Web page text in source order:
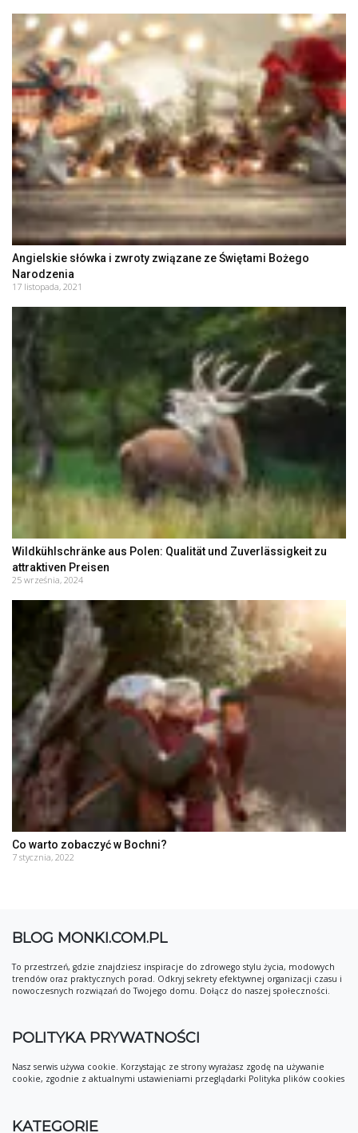
Angielskie słówka i zwroty związane ze Świętami Bożego
Narodzenia
17 listopada, 2021
Wildkühlschränke aus Polen: Qualität und Zuverlässigkeit zu
attraktiven Preisen
25 września, 2024
Co warto zobaczyć w Bochni?
7 stycznia, 2022
BLOG MONKI.COM.PL
To przestrzeń, gdzie znajdziesz inspiracje do zdrowego stylu życia, modowych
trendów oraz praktycznych porad. Odkryj sekrety efektywnej organizacji czasu i
nowoczesnych rozwiązań do Twojego domu. Dołącz do naszej społeczności.
POLITYKA PRYWATNOŚCI
Nasz serwis używa cookie. Korzystając ze strony wyrażasz zgodę na używanie
cookie, zgodnie z aktualnymi ustawieniami przeglądarki Polityka plików cookies
KATEGORIE